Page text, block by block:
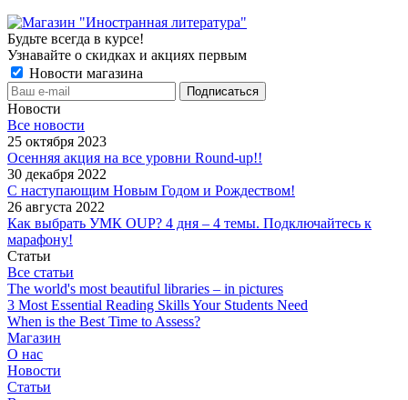
Будьте всегда в курсе!
Узнавайте о скидках и акциях первым
Новости магазина
Новости
Все новости
25 октября 2023
Осенняя акция на все уровни Round-up!!
30 декабря 2022
С наступающим Новым Годом и Рождеством!
26 августа 2022
Как выбрать УМК OUP? 4 дня – 4 темы. Подключайтесь к
марафону!
Статьи
Все статьи
The world's most beautiful libraries – in pictures
3 Most Essential Reading Skills Your Students Need
When is the Best Time to Assess?
Магазин
О нас
Новости
Статьи